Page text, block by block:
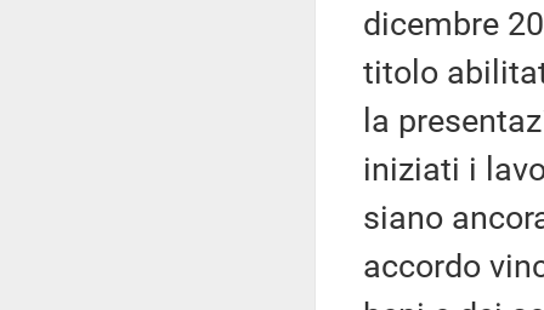
dicembre
titolo
la
iniziati i
siano
accordo